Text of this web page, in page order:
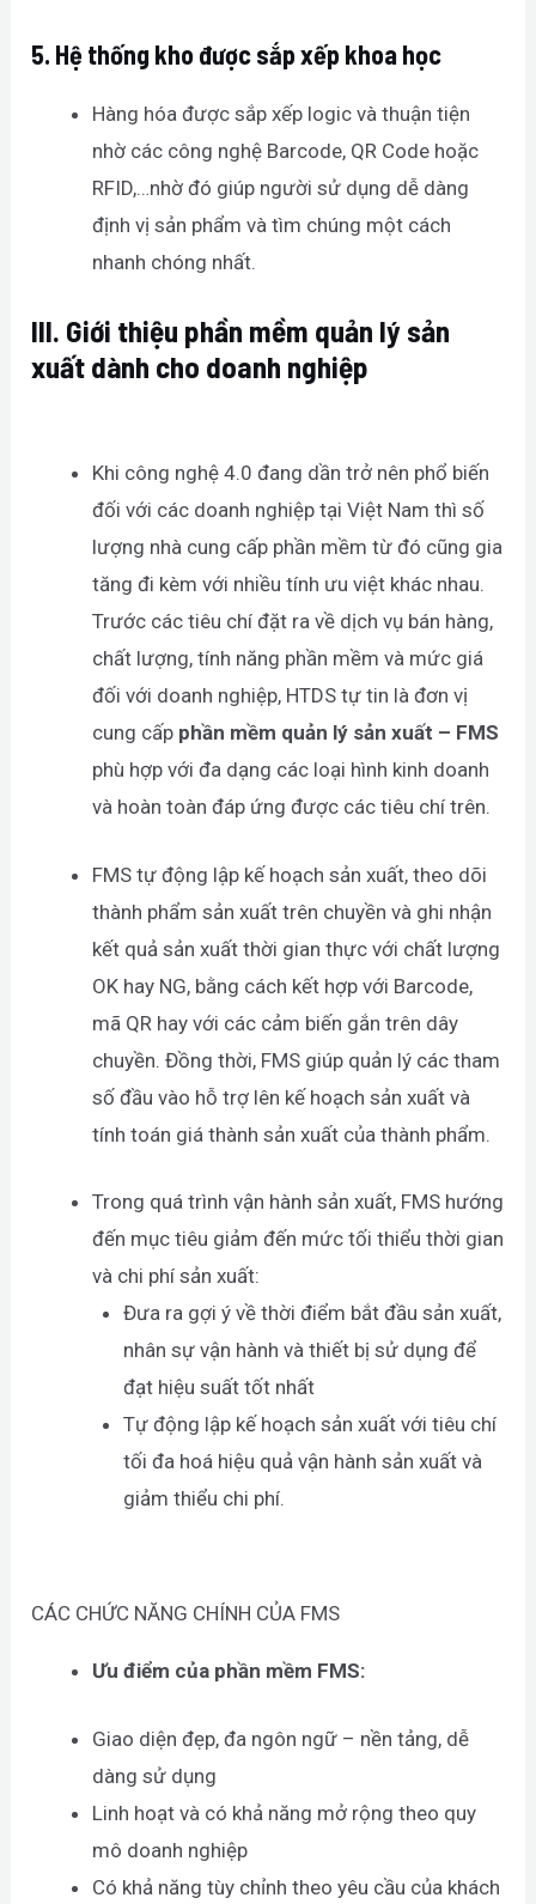
5. Hệ thống kho được sắp xếp khoa học
Hàng hóa được sắp xếp logic và thuận tiện
nhờ các công nghệ Barcode, QR Code hoặc
RFID,…nhờ đó giúp người sử dụng dễ dàng
định vị sản phẩm và tìm chúng một cách
nhanh chóng nhất.
III. Giới thiệu phần mềm quản lý sản
xuất dành cho doanh nghiệp
Khi công nghệ 4.0 đang dần trở nên phổ biến
đối với các doanh nghiệp tại Việt Nam thì số
lượng nhà cung cấp phần mềm từ đó cũng gia
tăng đi kèm với nhiều tính ưu việt khác nhau.
Trước các tiêu chí đặt ra về dịch vụ bán hàng,
chất lượng, tính năng phần mềm và mức giá
đối với doanh nghiệp, HTDS tự tin là đơn vị
cung cấp phần mềm quản lý sản xuất – FMS
phù hợp với đa dạng các loại hình kinh doanh
và hoàn toàn đáp ứng được các tiêu chí trên.
FMS tự động lập kế hoạch sản xuất, theo dõi
thành phẩm sản xuất trên chuyền và ghi nhận
kết quả sản xuất thời gian thực với chất lượng
OK hay NG, bằng cách kết hợp với Barcode,
mã QR hay với các cảm biến gắn trên dây
chuyền. Đồng thời, FMS giúp quản lý các tham
số đầu vào hỗ trợ lên kế hoạch sản xuất và
tính toán giá thành sản xuất của thành phẩm.
Trong quá trình vận hành sản xuất, FMS hướng
đến mục tiêu giảm đến mức tối thiểu thời gian
và chi phí sản xuất:
Đưa ra gợi ý về thời điểm bắt đầu sản xuất,
nhân sự vận hành và thiết bị sử dụng để
đạt hiệu suất tốt nhất
Tự động lập kế hoạch sản xuất với tiêu chí
tối đa hoá hiệu quả vận hành sản xuất và
giảm thiểu chi phí.
CÁC CHỨC NĂNG CHÍNH CỦA FMS
Ưu điểm của phần mềm FMS:
Giao diện đẹp, đa ngôn ngữ – nền tảng, dễ
dàng sử dụng
Linh hoạt và có khả năng mở rộng theo quy
mô doanh nghiệp
Có khả năng tùy chỉnh theo yêu cầu của khách